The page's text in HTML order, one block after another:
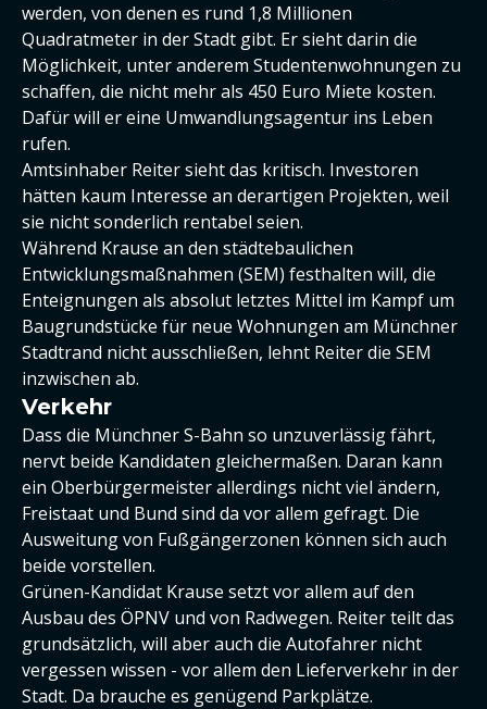
werden, von denen es rund 1,8 Millionen
Quadratmeter in der Stadt gibt. Er sieht darin die
Möglichkeit, unter anderem Studentenwohnungen zu
schaffen, die nicht mehr als 450 Euro Miete kosten.
Dafür will er eine Umwandlungsagentur ins Leben
rufen.
Amtsinhaber Reiter sieht das kritisch. Investoren
hätten kaum Interesse an derartigen Projekten, weil
sie nicht sonderlich rentabel seien.
Während Krause an den städtebaulichen
Entwicklungsmaßnahmen (SEM) festhalten will, die
Enteignungen als absolut letztes Mittel im Kampf um
Baugrundstücke für neue Wohnungen am Münchner
Stadtrand nicht ausschließen, lehnt Reiter die SEM
inzwischen ab.
Verkehr
Dass die Münchner S-Bahn so unzuverlässig fährt,
nervt beide Kandidaten gleichermaßen. Daran kann
ein Oberbürgermeister allerdings nicht viel ändern,
Freistaat und Bund sind da vor allem gefragt. Die
Ausweitung von Fußgängerzonen können sich auch
beide vorstellen.
Grünen-Kandidat Krause setzt vor allem auf den
Ausbau des ÖPNV und von Radwegen. Reiter teilt das
grundsätzlich, will aber auch die Autofahrer nicht
vergessen wissen - vor allem den Lieferverkehr in der
Stadt. Da brauche es genügend Parkplätze.